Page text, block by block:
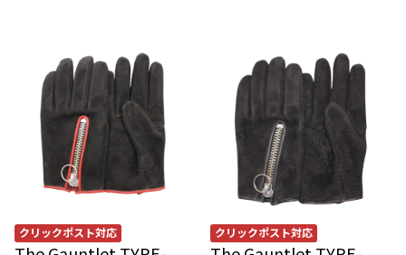
クリックポスト対応 クリックポスト対応